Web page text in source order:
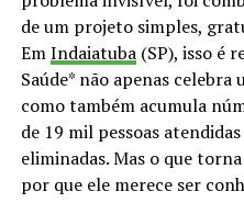
de um projeto simples,
EmIndaiatuba(SP), isso é
Saúde* não apenas celebra
como também acumula
de 19 mil pessoas
eliminadas. Mas o que
por que ele merece ser